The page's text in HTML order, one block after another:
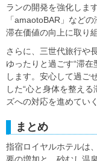
ランの開発を強化しま
「amaotoBAR」など
滞在価値の向上に取り
さらに、三世代旅行や
ゆったりと過ごす“滞
します。安心して過ご
した“心と身体を整え
ズへの対応を進めてい
まとめ
指宿ロイヤルホテルは
要の増加と、砂むし温